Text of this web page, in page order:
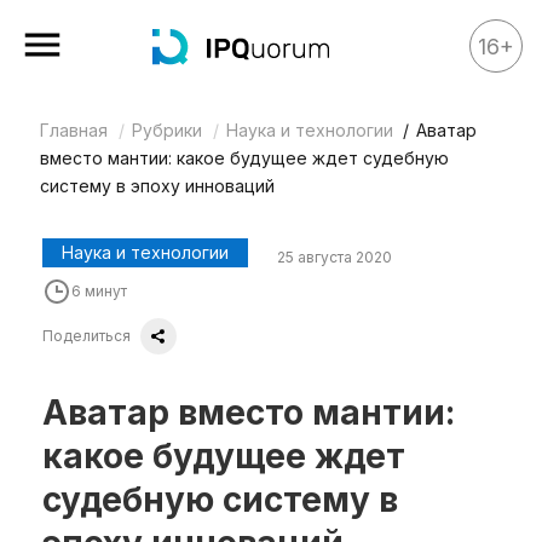
Все материалы
Аналитика
Legal review
События
IP Stories
Календарь
16+
Главная Рубрики Наука и технологии
Аватар
вместо мантии: какое будущее ждет судебную
систему в эпоху инноваций
Наука и технологии
25 августа 2020
6 минут
Поделиться
Аватар вместо мантии:
какое будущее ждет
судебную систему в